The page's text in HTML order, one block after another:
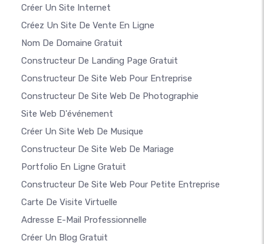
Créer Un Site Internet
Créez Un Site De Vente En Ligne
Nom De Domaine Gratuit
Constructeur De Landing Page Gratuit
Constructeur De Site Web Pour Entreprise
Constructeur De Site Web De Photographie
Site Web D'événement
Créer Un Site Web De Musique
Constructeur De Site Web De Mariage
Portfolio En Ligne Gratuit
Constructeur De Site Web Pour Petite Entreprise
Carte De Visite Virtuelle
Adresse E-Mail Professionnelle
Créer Un Blog Gratuit